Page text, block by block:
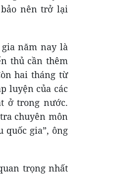
nên trở lại
năm nay là
thủ cần thêm
hai tháng từ
luyện của các
ở trong nước.
chuyên môn
quốc gia”, ông
trọng nhất